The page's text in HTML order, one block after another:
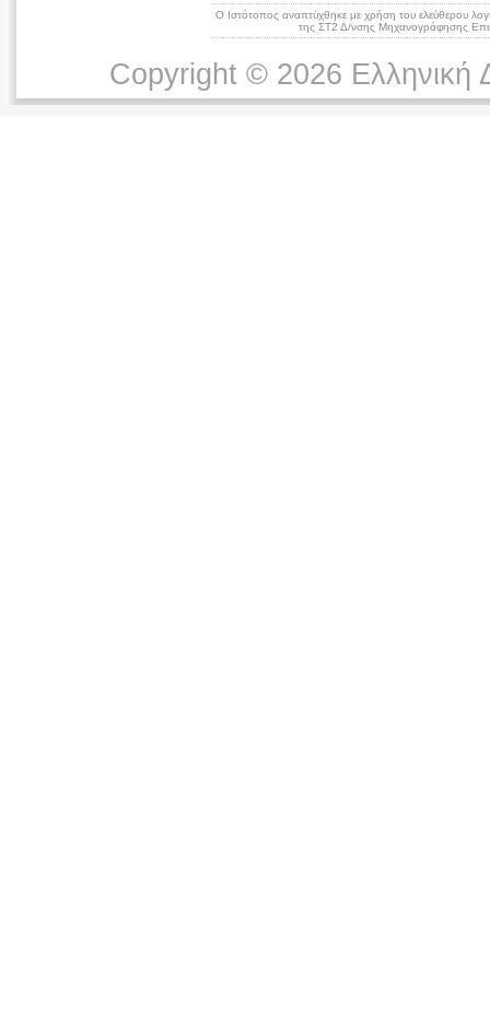
Ο Ιστότοπος αναπτύχθηκε με χρήση του ελεύθερου
της ΣΤ2 Δ/νσης Μηχανογράφησης
Copyright © 2026